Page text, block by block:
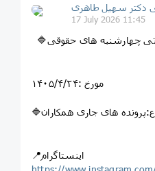
17 July 2026 11:45
چهارشنبه های حقوقی
مورخ :۱۴۰۵/۴/۲۴
های جاری همکاران
📍اینستاگرام